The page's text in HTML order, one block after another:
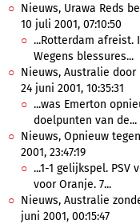
Nieuws, Urawa Reds
10 juli 2001, 07:10:50
...Rotterdam afreist.
Wegens blessures...
Nieuws, Australie
24 juni 2001, 10:35:31
...was Emerton
doelpunten van de...
Nieuws, Opnieuw
2001, 23:47:19
...1-1 gelijkspel. PSV
voor Oranje. 7...
Nieuws, Australie
juni 2001, 00:15:47